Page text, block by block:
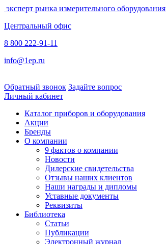
эксперт рынка измерительного оборудования
Центральный офис
8 800 222-91-11
info@1ep.ru
Обратный звонок Задайте вопрос
Личный кабинет
Каталог приборов и оборудования
Акции
Бренды
О компании
9 фактов о компании
Новости
Дилерские свидетельства
Отзывы наших клиентов
Наши награды и дипломы
Уставные документы
Реквизиты
Библиотека
Статьи
Публикации
Электронный журнал